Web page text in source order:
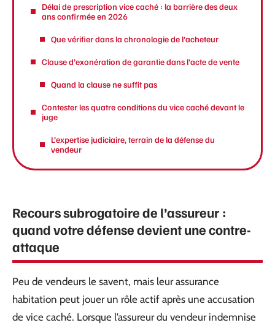
Délai de prescription vice caché : la barrière des deux
ans confirmée en 2026
Que vérifier dans la chronologie de l’acheteur
Clause d’exonération de garantie dans l’acte de vente
Quand la clause ne suffit pas
Contester les quatre conditions du vice caché devant le
juge
L’expertise judiciaire, terrain de la défense du
vendeur
Recours subrogatoire de l’assureur :
quand votre défense devient une contre-
attaque
Peu de vendeurs le savent, mais leur assurance
habitation peut jouer un rôle actif après une accusation
de vice caché. Lorsque l’assureur du vendeur indemnise